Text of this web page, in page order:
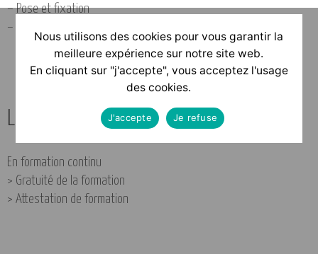
– Pose et fixation
– Particularités
Les avantages
En formation continu
> Gratuité de la formation
> Attestation de formation
Nous utilisons des cookies pour vous garantir la
meilleure expérience sur notre site web.
En cliquant sur "j'accepte", vous acceptez l'usage
des cookies.
J'accepte Je refuse